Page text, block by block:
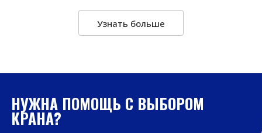
Узнать больше
НУЖНА ПОМОЩЬ С ВЫБОРОМ
КРАНА?